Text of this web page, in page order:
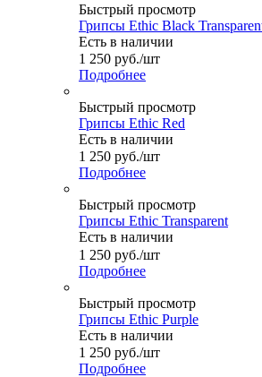
Быстрый просмотр
Грипсы Ethic Black
Есть в наличии
1 250 руб./шт
Подробнее
Быстрый просмотр
Грипсы Ethic Red
Есть в наличии
1 250 руб./шт
Подробнее
Быстрый просмотр
Грипсы Ethic Transparent
Есть в наличии
1 250 руб./шт
Подробнее
Быстрый просмотр
Грипсы Ethic Purple
Есть в наличии
1 250 руб./шт
Подробнее